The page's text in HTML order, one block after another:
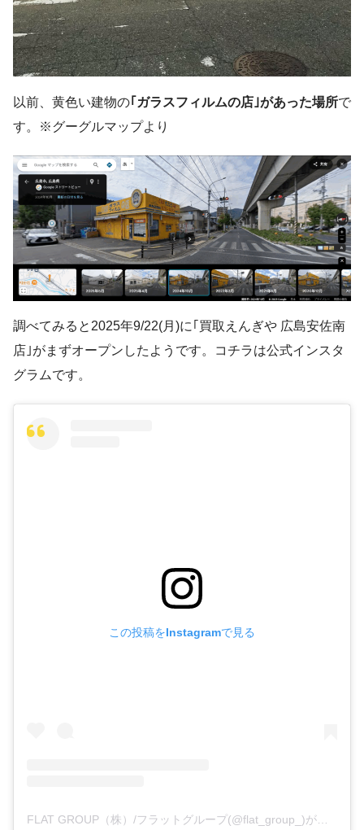
以前、黄色い建物の｢ガラスフィルムの店｣があった場所で
す。※グーグルマップより
調べてみると2025年9/22(月)に｢買取えんぎや 広島安佐南
店｣がまずオープンしたようです。コチラは公式インスタ
グラムです。
この投稿をInstagramで見る